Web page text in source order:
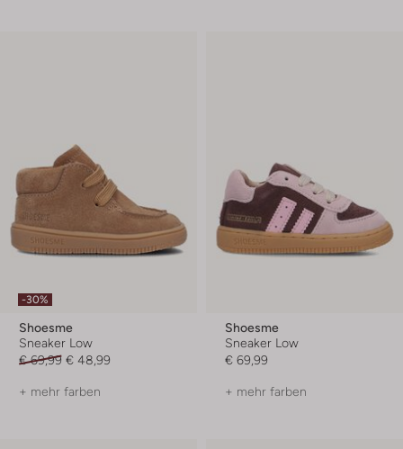
-30%
Shoesme
Sneaker Low
€ 69,99 € 48,99
+ mehr farben
Shoesme
Sneaker Low
€ 69,99
+ mehr farben